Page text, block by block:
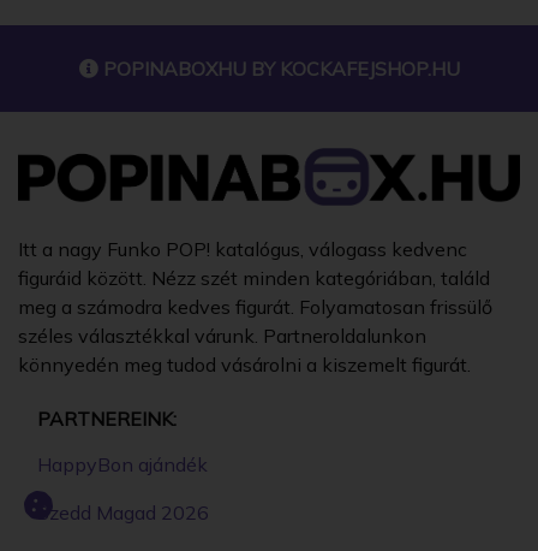
POPINABOXHU BY KOCKAFEJSHOP.HU
Itt a nagy Funko POP! katalógus, válogass kedvenc
figuráid között. Nézz szét minden kategóriában, találd
meg a számodra kedves figurát. Folyamatosan frissülő
széles választékkal várunk. Partneroldalunkon
könnyedén meg tudod vásárolni a kiszemelt figurát.
PARTNEREINK:
HappyBon ajándék
Szedd Magad 2026